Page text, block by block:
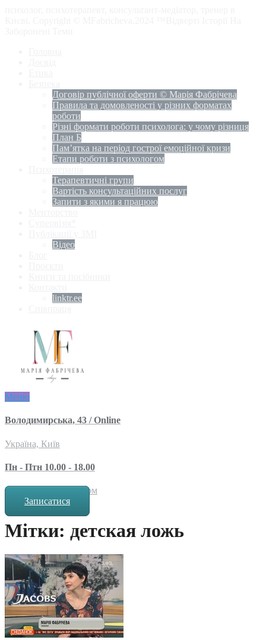
Договір публічної оферти © Марія Фабрічева
Правила та домовленості у різних форматах
роботи
Різні формати роботи психолога: у чому різниця
План Б
Пам’ятка на період гострої емоційної кризи
Етапи роботи з психологом
Терапевтичні групи
Вартість консультаційних послуг
Запити з якими я працюю
Відео
linktr.ee
Меню
Володимирська, 43 / Online
Україна, Київ
Пн - Птн 10.00 - 18.00
за попереднім записом
Записатися
Мітки: детская ложь